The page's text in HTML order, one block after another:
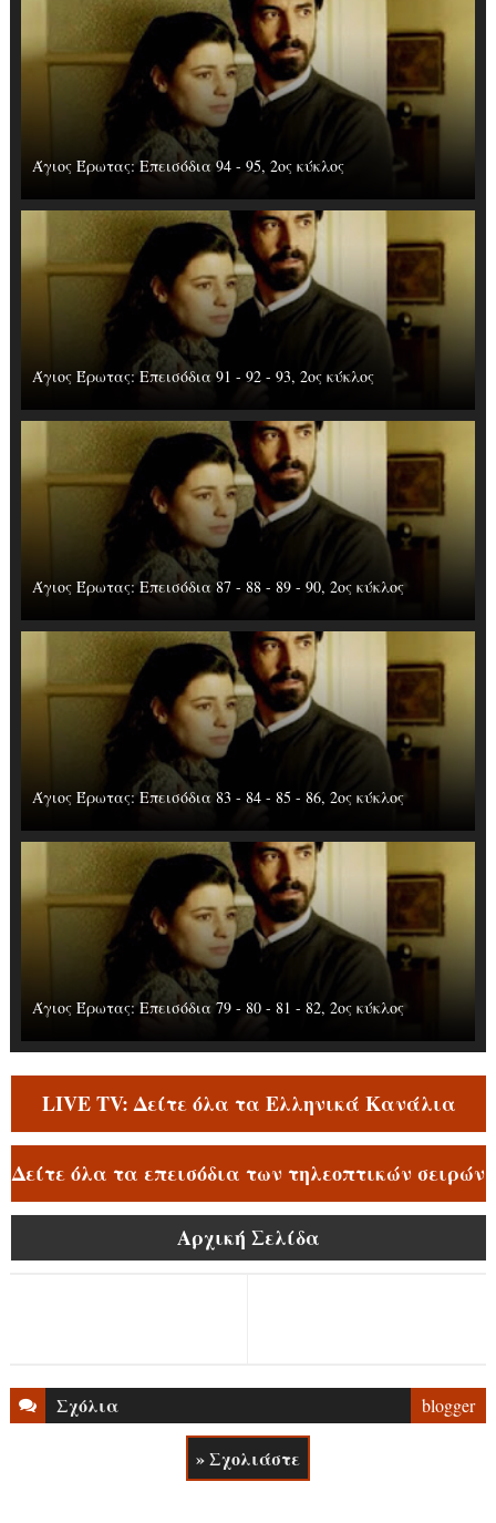
Άγιος Έρωτας: Επεισόδια 94 - 95, 2ος κύκλος
Άγιος Έρωτας: Επεισόδια 91 - 92 - 93, 2ος κύκλος
Άγιος Έρωτας: Επεισόδια 87 - 88 - 89 - 90, 2ος κύκλος
Άγιος Έρωτας: Επεισόδια 83 - 84 - 85 - 86, 2ος κύκλος
Άγιος Έρωτας: Επεισόδια 79 - 80 - 81 - 82, 2ος κύκλος
LIVE TV: Δείτε όλα τα Ελληνικά Κανάλια
Δείτε όλα τα επεισόδια των τηλεοπτικών σειρών
Αρχική Σελίδα
Σχόλια blogger
» Σχολιάστε